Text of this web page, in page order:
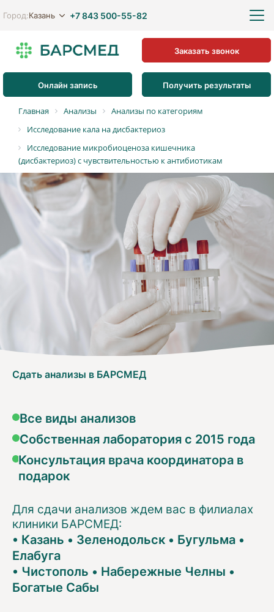
Город:Казань +7 843 500-55-82
Онлайн запись Получить результаты
Заказать звонок
Главная Анализы
Анализы по категориям
Исследование кала на дисбактериоз
Исследование микробиоценоза кишечника
(дисбактериоз) с чувствительностью к антибиотикам
Сдать анализы в БАРСМЕД
Все виды анализов
Собственная лаборатория с 2015 года
Консультация врача координатора в
подарок
Для сдачи анализов ждем вас в филиалах
клиники БАРСМЕД:
• Казань • Зеленодольск • Бугульма •
Елабуга
• Чистополь • Набережные Челны •
Богатые Сабы